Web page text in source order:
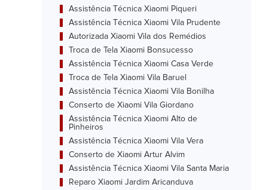
Assistência Técnica Xiaomi Piqueri
Assistência Técnica Xiaomi Vila Prudente
Autorizada Xiaomi Vila dos Remédios
Troca de Tela Xiaomi Bonsucesso
Assistência Técnica Xiaomi Casa Verde
Troca de Tela Xiaomi Vila Baruel
Assistência Técnica Xiaomi Vila Bonilha
Conserto de Xiaomi Vila Giordano
Assistência Técnica Xiaomi Alto de
Pinheiros
Assistência Técnica Xiaomi Vila Vera
Conserto de Xiaomi Artur Alvim
Assistência Técnica Xiaomi Vila Santa Maria
Reparo Xiaomi Jardim Aricanduva